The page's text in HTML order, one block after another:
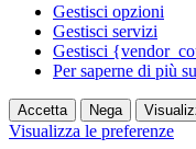
Gestisci opzioni
Gestisci servizi
Gestisci
Per saperne di più
Accetta Nega
Visualizza le preferenze